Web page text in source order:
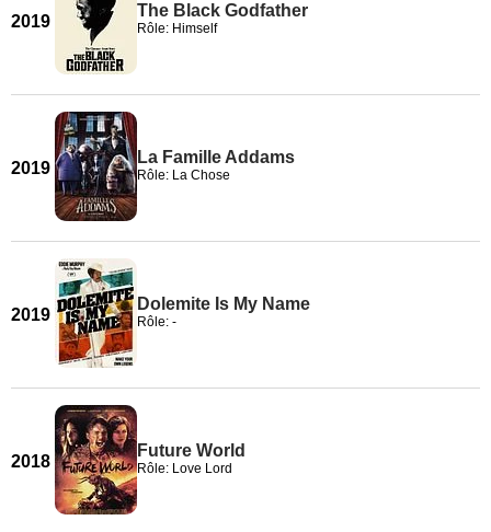
2019
The Black Godfather
Rôle: Himself
2019
La Famille Addams
Rôle: La Chose
2019
Dolemite Is My Name
Rôle: -
2018
Future World
Rôle: Love Lord